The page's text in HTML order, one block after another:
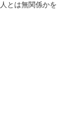
とは無関係かを